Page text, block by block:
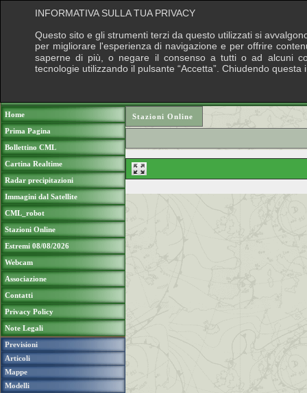
Home
Prima Pagina
Bollettino CML
Cartina Realtime
Radar precipitazioni
Immagini dal Satellite
CML_robot
Stazioni Online
Estremi 08/08/2026
Webcam
Associazione
Contatti
Privacy Policy
Note Legali
Previsioni
Articoli
Mappe
Modelli
Stazioni Online
INFORMATIVA SULLA TUA PRIVACY
Questo sito e gli strumenti terzi da questo utilizzati si
per migliorare l'esperienza di navigazione e per offrire
saperne di più, o negare il consenso a tutti o ad alcuni
tecnologie utilizzando il pulsante “Accetta”. Chiudendo